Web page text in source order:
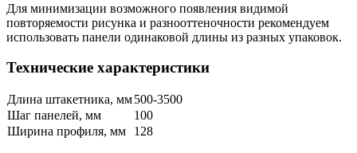
Для минимизации возможного появления видимой
повторяемости рисунка и разнооттеночности рекомендуем
использовать панели одинаковой длины из разных упаковок.
Технические характеристики
Длина штакетника, мм500-3500
Шаг панелей, мм
100
Ширина профиля, мм
128